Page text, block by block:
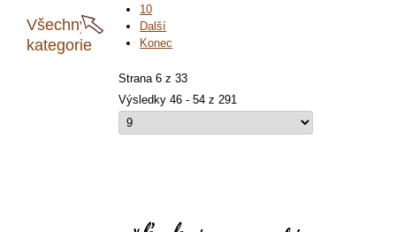
Všechny
kategorie
10
Další
Konec
Strana 6 z 33
Výsledky 46 - 54 z 291